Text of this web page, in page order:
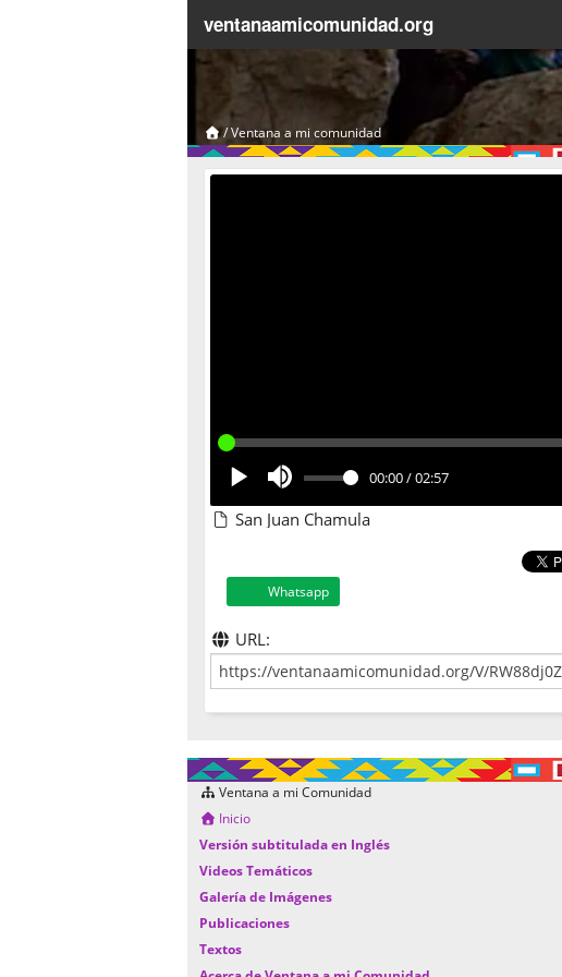
ventanaamicomunidad.org
/Ventana a mi comunidad
00:00/02:57
San Juan Chamula
Whatsapp
URL:
Ventana a mi Comunidad
Inicio
Versión subtitulada en Inglés
Videos Temáticos
Galería de Imágenes
Publicaciones
Textos